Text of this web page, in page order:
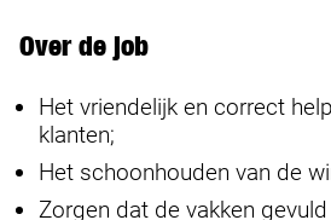
Over de job
Het vriendelijk en correct
klanten;
Het schoonhouden van de
Zorgen dat de vakken